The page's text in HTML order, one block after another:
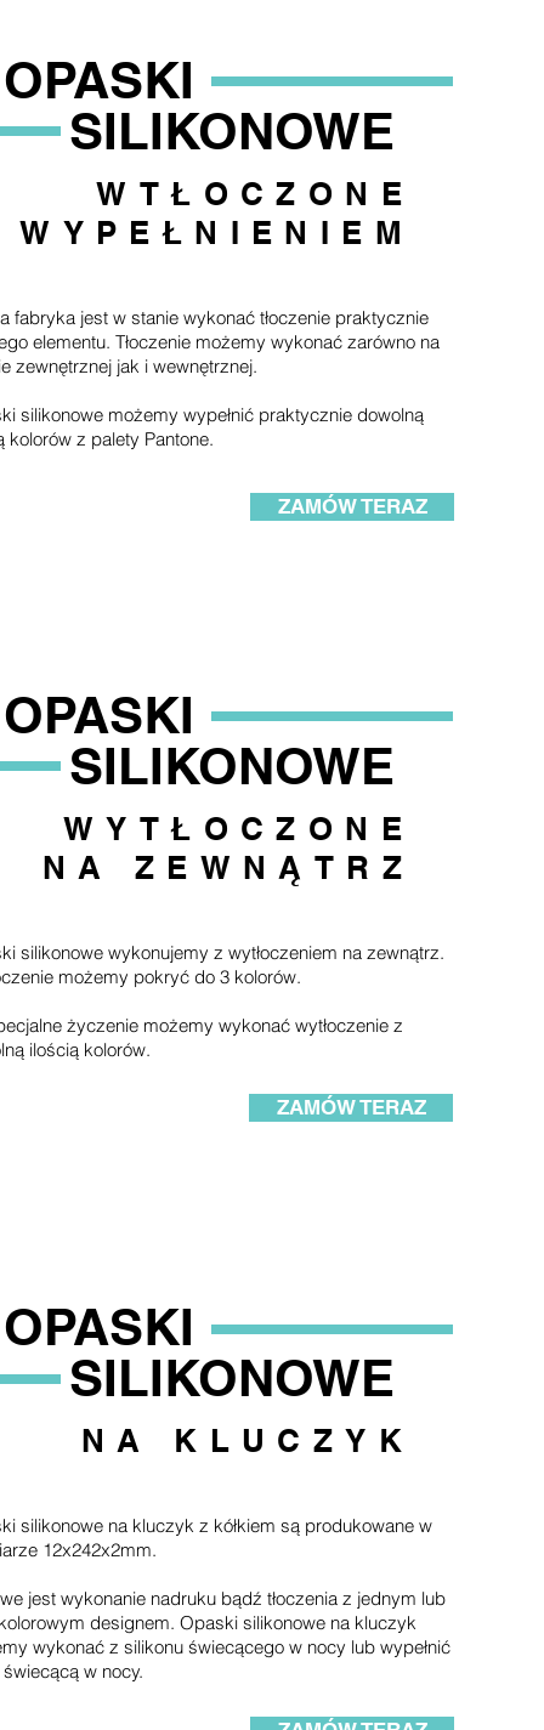
SILIKONOWE
OPASKI
WTŁOCZONE
WYPEŁNIENIEM
fabryka jest w stanie wykonać tłoczenie praktycznie
elementu. Tłoczenie możemy wykonać zarówno na
zewnętrznej jak i wewnętrznej.
silikonowe możemy wypełnić praktycznie dowolną
kolorów z palety Pantone.
ZAMÓW TERAZ
SILIKONOWE
OPASKI
WYTŁOCZONE
NA ZEWNĄTRZ
silikonowe wykonujemy z wytłoczeniem na zewnątrz.
możemy pokryć do 3 kolorów.
życzenie możemy wykonać wytłoczenie z
ilością kolorów.
ZAMÓW TERAZ
OPASKI
SILIKONOWE
NA KLUCZYK
silikonowe na kluczyk z kółkiem są produkowane w
12x242x2mm.
jest wykonanie nadruku bądź tłoczenia z jednym lub
designem. Opaski silikonowe na kluczyk
wykonać z silikonu świecącego w nocy lub wypełnić
w nocy.